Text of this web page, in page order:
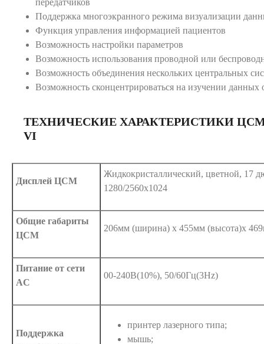
Поддержка многоэкранного режима визуализации
Функция управления информацией пациентов
Возможность настройки параметров
Возможность использования проводной или
Возможность объединения нескольких центральных
Возможность сконцентрироваться на изучении данных
ТЕХНИЧЕСКИЕ ХАРАКТЕРИСТИКИ ЦСМ
VI
Дисплей ЦСМ
Жидкокристаллический, цветной, 17
1280/2560х1024
Общие габариты
ЦСМ
206мм (ширина) x 455мм (высота)x
Питание от сети
AC
00-240В(10%), 50/60Гц(3Hz)
Поддержка
принтер лазерного типа;
мышь;